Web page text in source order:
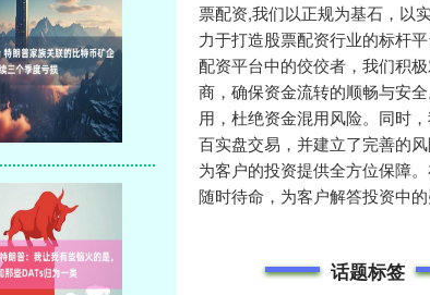
票配资,我们以正规为基石，以
力于打造股票配资行业的标杆
配资平台中的佼佼者，我们积
商，确保资金流转的顺畅与安
用，杜绝资金混用风险。同时
百实盘交易，并建立了完善的风
为客户的投资提供全方位保障
随时待命，为客户解答投资中的
话题标签